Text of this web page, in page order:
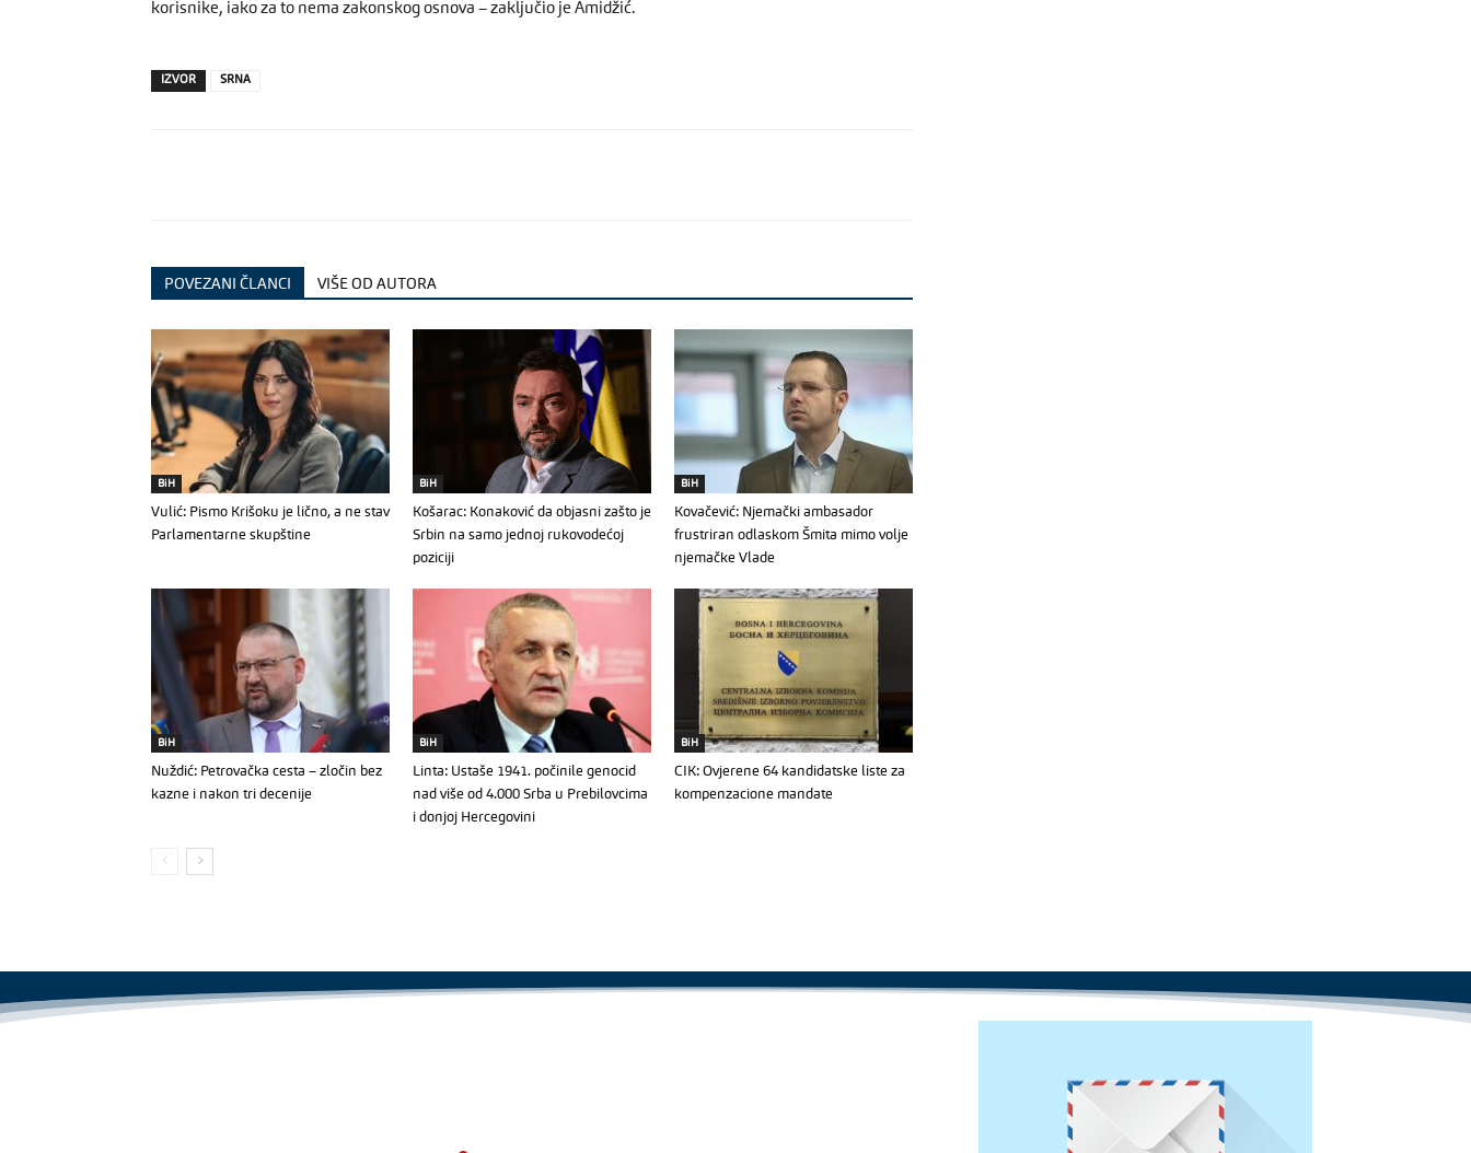
korisnike, iako za to nema zakonskog osnova – zaključio je Amidžić.
IZVOR SRNA
POVEZANI ČLANCI VIŠE OD AUTORA
BiH
Vulić: Pismo Krišoku je lično, a ne stav
Parlamentarne skupštine
BiH
Košarac: Konaković da objasni zašto je
Srbin na samo jednoj rukovodećoj
poziciji
BiH
Kovačević: Njemački ambasador
frustriran odlaskom Šmita mimo volje
njemačke Vlade
BiH
Nuždić: Petrovačka cesta – zločin bez
kazne i nakon tri decenije
BiH
Linta: Ustaše 1941. počinile genocid
nad više od 4.000 Srba u Prebilovcima
i donjoj Hercegovini
BiH
CIK: Ovjerene 64 kandidatske liste za
kompenzacione mandate